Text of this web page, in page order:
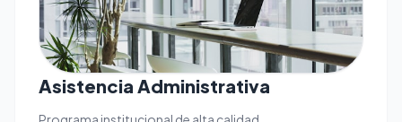
Asistencia Administrativa